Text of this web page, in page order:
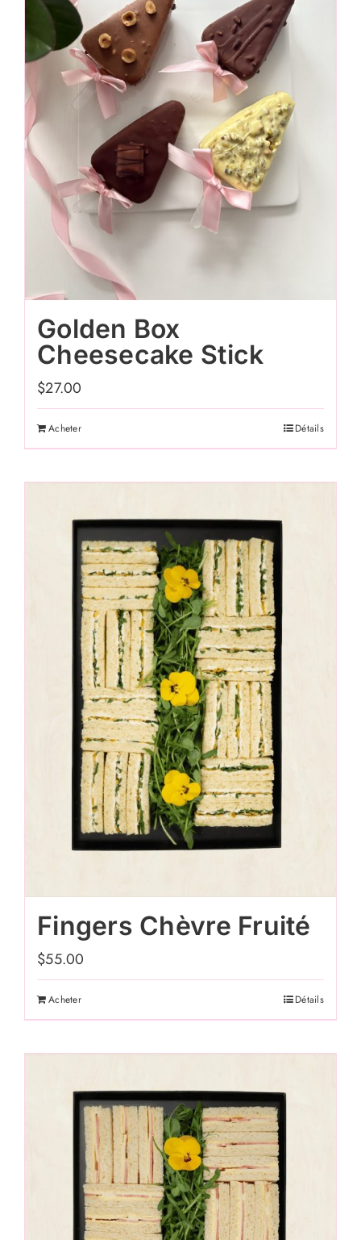
Golden Box
Cheesecake Stick
$27.00
Acheter Détails
Fingers Chèvre Fruité
$55.00
Acheter Détails